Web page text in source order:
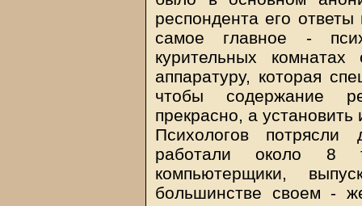
респондента его
самое главное -
курительных комнатах
аппаратуру, которая
чтобы содержание
прекрасно, а
Психологов
работали около 8
компьютерщики,
большинстве своем -